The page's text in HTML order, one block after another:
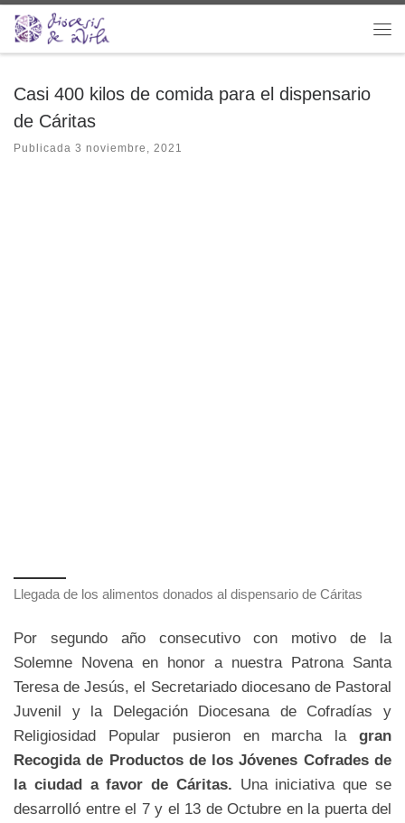
Saltar al contenido
Casi 400 kilos de comida para el dispensario
de Cáritas
Publicada 3 noviembre, 2021
Llegada de los alimentos donados al dispensario de Cáritas
Por segundo año consecutivo con motivo de la
Solemne Novena en honor a nuestra Patrona Santa
Teresa de Jesús, el Secretariado diocesano de Pastoral
Juvenil y la Delegación Diocesana de Cofradías y
Religiosidad Popular pusieron en marcha la gran
Recogida de Productos de los Jóvenes Cofrades de
la ciudad a favor de Cáritas. Una iniciativa que se
desarrolló entre el 7 y el 13 de Octubre en la puerta del